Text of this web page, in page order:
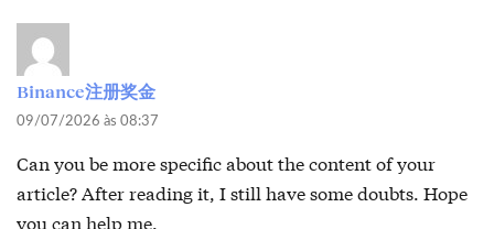
Binance注册奖金
09/07/2026 às 08:37
Can you be more specific about the content of your
article? After reading it, I still have some doubts. Hope
you can help me.